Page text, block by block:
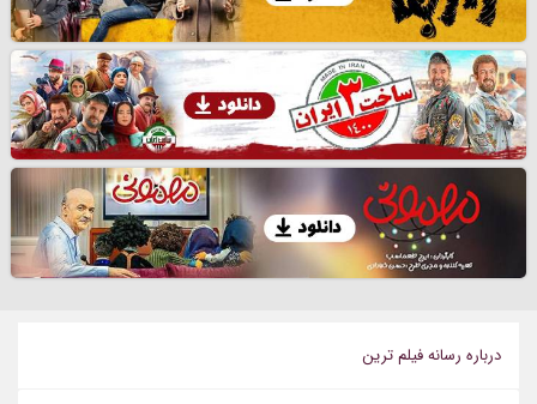
درباره رسانه فيلم ترين